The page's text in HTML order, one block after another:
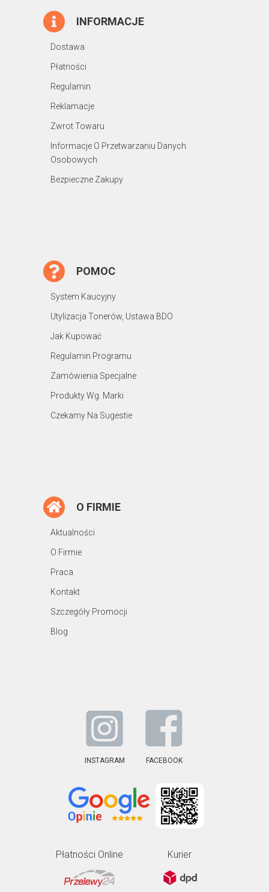
INFORMACJE
Dostawa
Płatności
Regulamin
Reklamacje
Zwrot Towaru
Informacje O Przetwarzaniu Danych
Osobowych
Bezpieczne Zakupy
POMOC
System Kaucyjny
Utylizacja Tonerów, Ustawa BDO
Jak Kupować
Regulamin Programu
Zamówienia Specjalne
Produkty Wg. Marki
Czekamy Na Sugestie
O FIRMIE
Aktualności
O Firmie
Praca
Kontakt
Szczegóły Promocji
Blog
INSTAGRAM FACEBOOK
Płatności Online Kurier